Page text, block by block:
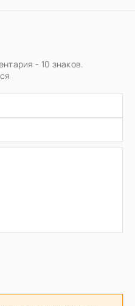
- 10 знаков.